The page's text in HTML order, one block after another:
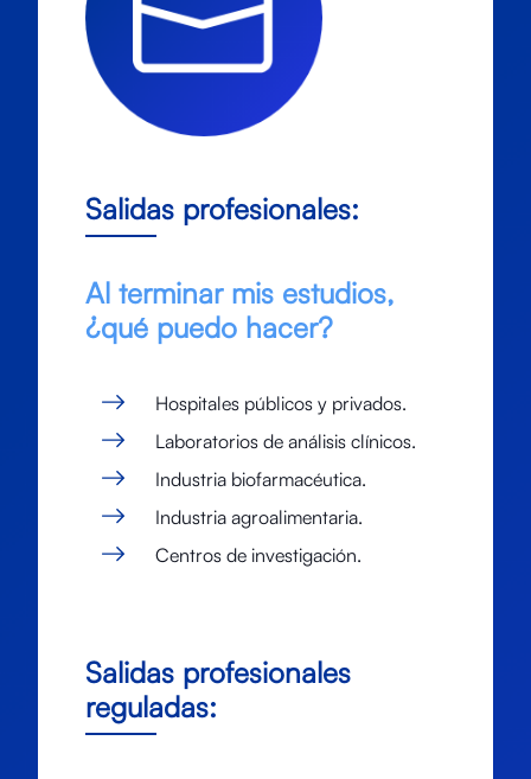
Salidas profesionales:
Al terminar mis estudios,
¿qué puedo hacer?
Hospitales públicos y privados.
Laboratorios de análisis clínicos.
Industria biofarmacéutica.
Industria agroalimentaria.
Centros de investigación.
Salidas profesionales
reguladas: